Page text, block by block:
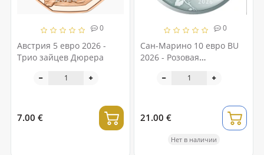
0
Австрия 5 евро 2026 -
Трио зайцев Дюрера
7.00 €
0
Сан-Марино 10 евро BU
2026 - Розовая
21.00 €
Нет в наличии